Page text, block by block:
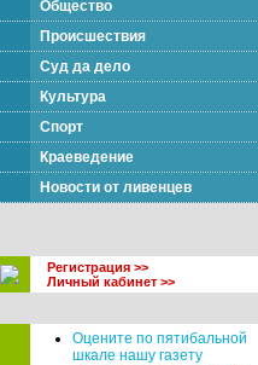
Общество
Происшествия
Суд да дело
Культура
Спорт
Краеведение
Новости от ливенцев
Регистрация >>
Личный кабинет >>
Оцените по пятибальной
шкале нашу газету